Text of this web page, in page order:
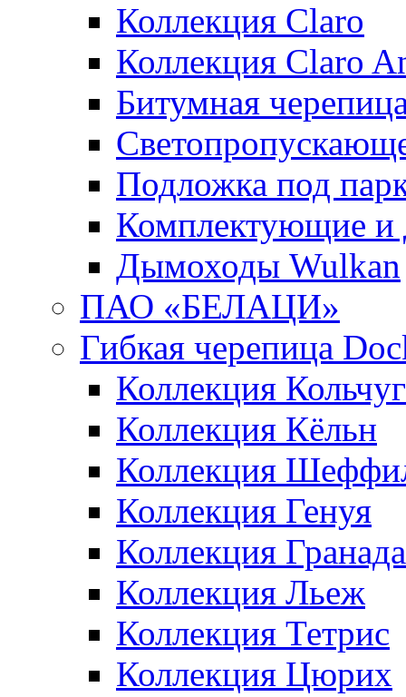
Коллекция Claro
Коллекция Claro
Битумная
Подложка под
Комплектующие и
Дымоходы Wulkan
ПАО «БЕЛАЦИ»
Гибкая черепица
Коллекция
Коллекция Кёльн
Коллекция
Коллекция Генуя
Коллекция Гранада
Коллекция Льеж
Коллекция Тетрис
Коллекция Цюрих